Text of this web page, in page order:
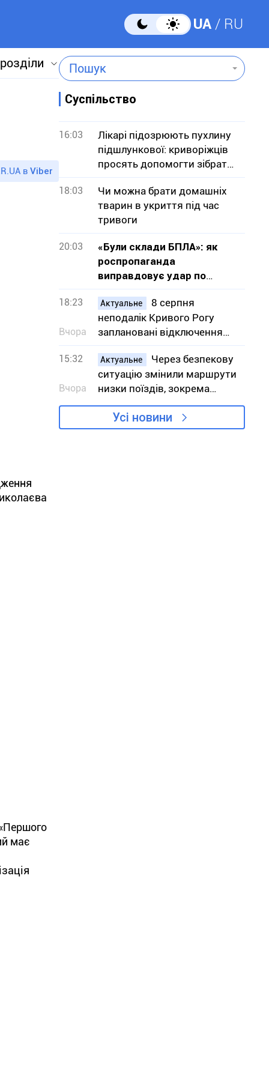
UA RU
Пошук
в Viber
має
Суспільство
16:03
Лікарі підозрюють пухлину
підшлункової: криворіжців
просять допомогти зібрати
кошти на операцію
18:03
Чи можна брати домашніх
тварин в укриття під час
тривоги
20:03
«Були склади БПЛА»: як
роспропаганда
виправдовує удар по
Епіцентру в Кривому Розі
18:23
Вчора
Актуальне
8 серпня
неподалік Кривого Рогу
заплановані відключення
світла – адреси
15:32
Вчора
Актуальне
Через безпекову
ситуацію змінили маршрути
низки поїздів, зокрема
сполученням з Кривим
Рогом
Усі новини